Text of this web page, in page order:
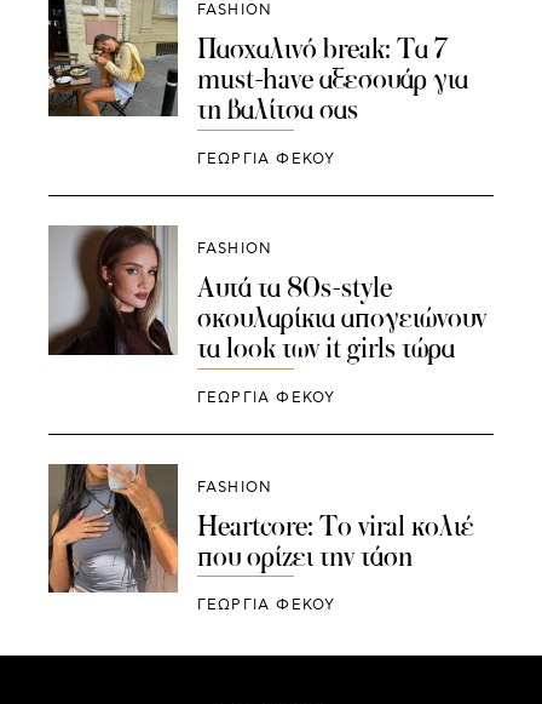
FASHION
Πασχαλινό break: Τα 7
must-have αξεσουάρ για
τη βαλίτσα σας
ΓΕΩΡΓΙΑ ΦΕΚΟΥ
FASHION
Αυτά τα 80s-style
σκουλαρίκια απογειώνουν
τα look των it girls τώρα
ΓΕΩΡΓΙΑ ΦΕΚΟΥ
FASHION
Heartcore: To viral κολιέ
που ορίζει την τάση
ΓΕΩΡΓΙΑ ΦΕΚΟΥ